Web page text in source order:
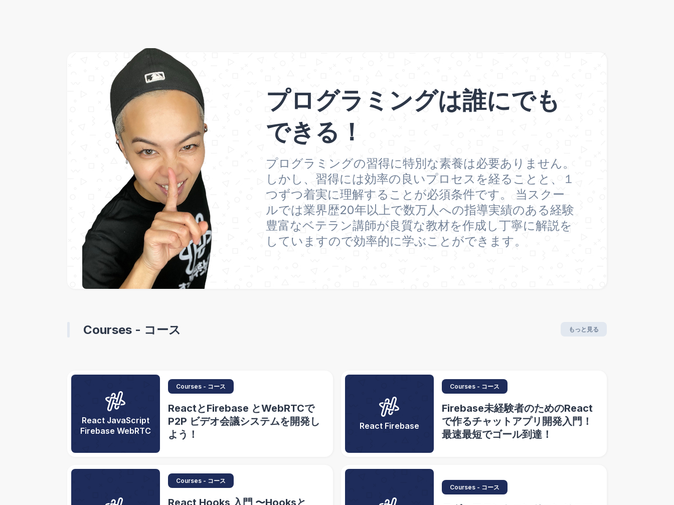
プログラミングは誰にでも
できる！
プログラミングの習得に特別な素養は必要ありません。
しかし、習得には効率の良いプロセスを経ることと、１
つずつ着実に理解することが必須条件です。 当スクー
ルでは業界歴20年以上で数万人への指導実績のある経験
豊富なベテラン講師が良質な教材を作成し丁寧に解説を
していますので効率的に学ぶことができます。
Courses - コース もっと見る
React JavaScript
Firebase WebRTC
Courses - コース
ReactとFirebase とWebRTCで
P2P ビデオ会議システムを開発し
よう！
React Firebase
Courses - コース
Firebase未経験者のためのReact
で作るチャットアプリ開発入門！
最速最短でゴール到達！
Courses - コース
Courses - コース